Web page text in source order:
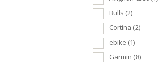
Bulls (2)
Cortina (2)
ebike (1)
Garmin (8)